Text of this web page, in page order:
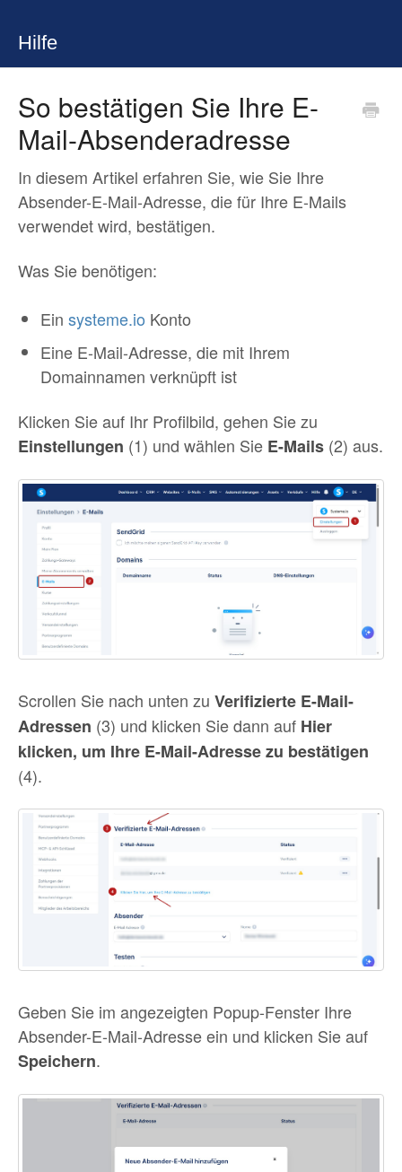
Hilfe
So bestätigen Sie Ihre E-
Mail-Absenderadresse
In diesem Artikel erfahren Sie, wie Sie Ihre
Absender-E-Mail-Adresse, die für Ihre E-Mails
verwendet wird, bestätigen.
Was Sie benötigen:
Ein systeme.io Konto
Eine E-Mail-Adresse, die mit Ihrem
Domainnamen verknüpft ist
Klicken Sie auf Ihr Profilbild, gehen Sie zu
Einstellungen (1) und wählen Sie E-Mails (2) aus.
Scrollen Sie nach unten zu Verifizierte E-Mail-
Adressen (3) und klicken Sie dann auf Hier
klicken, um Ihre E-Mail-Adresse zu bestätigen
(4).
Geben Sie im angezeigten Popup-Fenster Ihre
Absender-E-Mail-Adresse ein und klicken Sie auf
Speichern.